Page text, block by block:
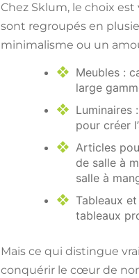
Chez Sklum, le choix
sont regroupés en
minimalisme ou un
Meubles :
large
Luminaires
pour créer
Articles
de salle à
salle à
Tableaux
tableaux
Mais ce qui distingue
conquérir le cœur de